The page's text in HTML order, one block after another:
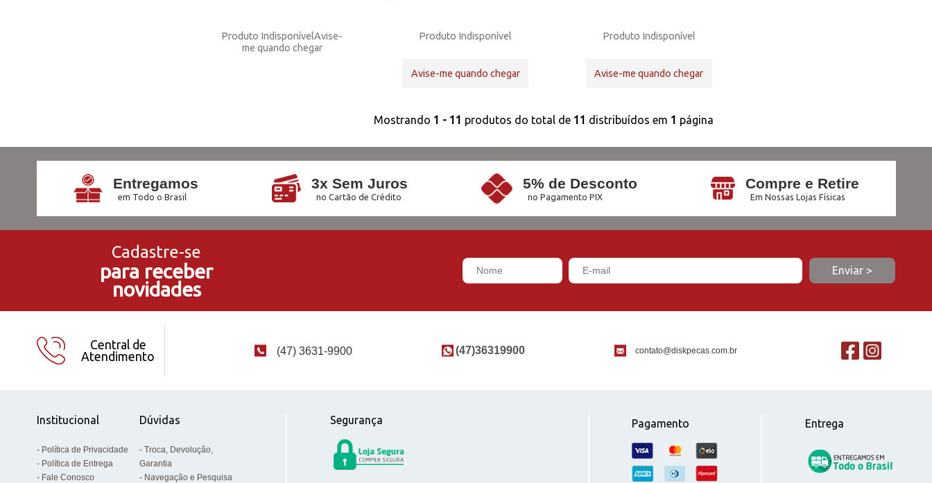
Produto IndisponívelAvise-
me quando chegar
Produto Indisponível
Avise-me quando chegar
Produto Indisponível
Avise-me quando chegar
Mostrando 1 - 11 produtos do total de 11 distribuídos em 1 página
Entregamos
em Todo o Brasil
3x Sem Juros
no Cartão de Crédito
5% de Desconto
no Pagamento PIX
Compre e Retire
Em Nossas Lojas Físicas
Cadastre-se
para receber
novidades
Central de
Atendimento
(47) 3631-9900 (47)36319900 contato@diskpecas.com.br
Institucional
Política de Privacidade
Política de Entrega
Fale Conosco
Dúvidas
Troca, Devolução,
Garantia
Navegação e Pesquisa
Segurança Pagamento Entrega